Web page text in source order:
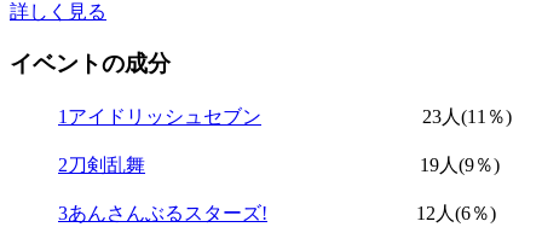
詳しく見る
イベントの成分
1アイドリッシュセブン 23人(11％)
2刀剣乱舞 19人(9％)
3あんさんぶるスターズ! 12人(6％)